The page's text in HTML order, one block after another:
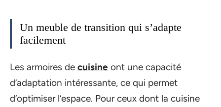
Un meuble de transition qui s’adapte
facilement
Les armoires de cuisine ont une capacité
d’adaptation intéressante, ce qui permet
d’optimiser l’espace. Pour ceux dont la cuisine